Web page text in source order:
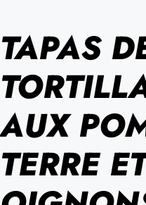
TAPAS
AUX
TERRE